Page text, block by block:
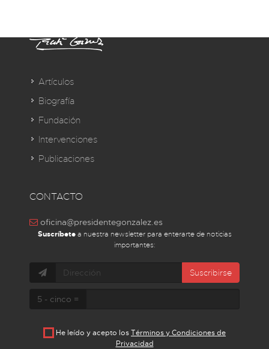
Artículos
Biografía
Fundación
Intervenciones
Publicaciones
CONTACTO
oficina@presidentegonzalez.es
Suscríbetea nuestra newsletter para enterarte de noticias
importantes:
Suscribirse
5 - cinco =
He leído y acepto losTérminos y Condiciones de
Privacidad